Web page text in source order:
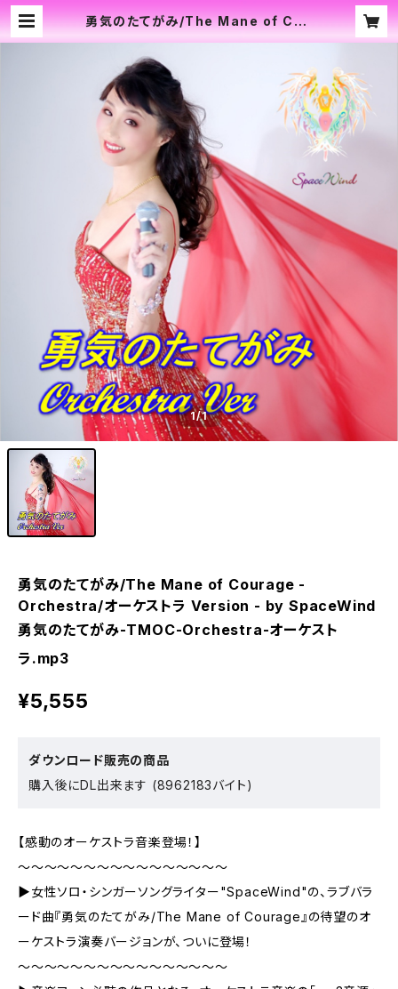
勇気のたてがみ/The Mane of Cou
eWind / Cosmic Will. All Right
s Reserved.
1/1
勇気のたてがみ/The Mane of Courage -
Orchestra/オーケストラ Version - by SpaceWind
勇気のたてがみ-TMOC-Orchestra-オーケスト
ラ.mp3
¥5,555
ダウンロード販売の商品
購入後にDL出来ます (8962183バイト)
【感動のオーケストラ音楽登場！】
～～～～～～～～～～～～～～～～
▶女性ソロ・シンガーソングライター"SpaceWind"の、ラブバラ
ード曲『勇気のたてがみ/The Mane of Courage』の待望のオ
ーケストラ演奏バージョンが、ついに登場！
～～～～～～～～～～～～～～～～